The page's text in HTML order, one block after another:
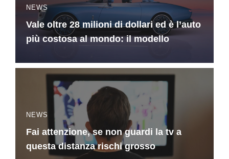
NEWS
Vale oltre 28 milioni di dollari ed è l’auto
più costosa al mondo: il modello
NEWS
Fai attenzione, se non guardi la tv a
questa distanza rischi grosso